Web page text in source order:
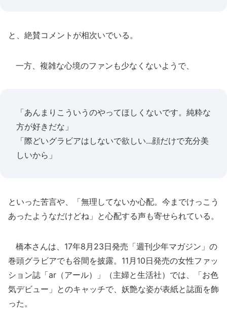
と、絶賛コメントが相次いでいる。
一方、複雑な心境のファンも少なくないようで、
「あんまりこういうのやってほしくないです。純粋な
方が好きだな」
「際どいグラビアはしないで欲しい...顔だけで充分美
しいから」
といった苦言や、「無理してないか心配。今までけっこう
あったようなだけどね」と心配する声も寄せられている。
橋本さんは、17年8月23日発売「週刊少年マガジン」の
巻頭グラビアでも谷間を披露。11月10日発売の女性ファッ
ション誌「ar（アール）」（主婦と生活社）では、「お色
気デビュー」とのキャッチで、妖艶な姿が表紙と誌面を飾
った。